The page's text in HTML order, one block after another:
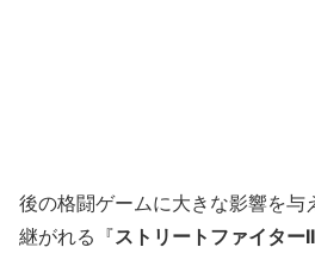
後の格闘ゲームに大きな影響を与
継がれる『ストリートファイターII